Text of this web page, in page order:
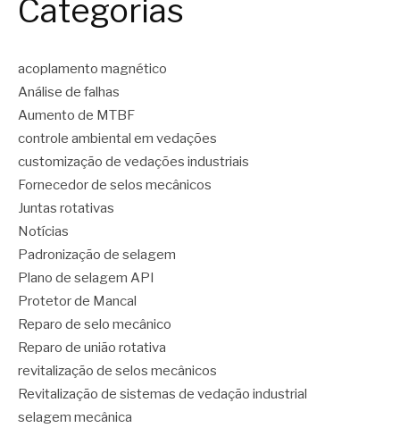
Categorias
acoplamento magnético
Análise de falhas
Aumento de MTBF
controle ambiental em vedações
customização de vedações industriais
Fornecedor de selos mecânicos
Juntas rotativas
Notícias
Padronização de selagem
Plano de selagem API
Protetor de Mancal
Reparo de selo mecânico
Reparo de união rotativa
revitalização de selos mecânicos
Revitalização de sistemas de vedação industrial
selagem mecânica